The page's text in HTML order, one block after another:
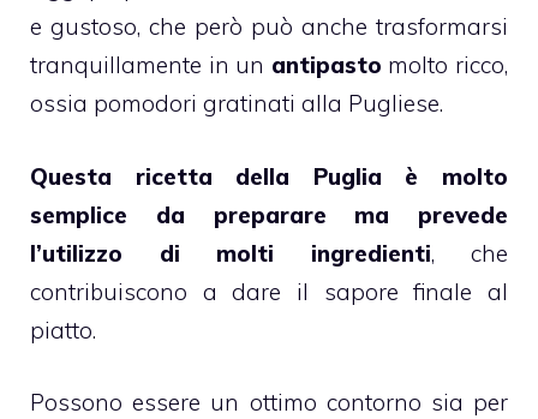
e gustoso, che però può anche trasformarsi
tranquillamente in un antipasto molto ricco,
ossia pomodori gratinati alla Pugliese.
Questa ricetta della Puglia è molto
semplice da preparare ma prevede
l’utilizzo di molti ingredienti, che
contribuiscono a dare il sapore finale al
piatto.
Possono essere un ottimo contorno sia per